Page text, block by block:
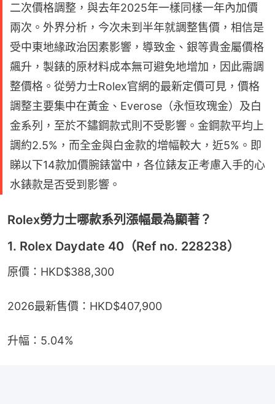
二次價格調整，與去年2025年一樣同樣一年內加價
兩次。外界分析，今次未到半年就調整售價，相信是
受中東地緣政治因素影響，導致金、銀等貴金屬價格
飆升，製錶的原材料成本無可避免地增加，因此需調
整價格。從勞力士Rolex官網的最新定價可見，價格
調整主要集中在黃金、Everose（永恒玫瑰金）及白
金系列，至於不鏽鋼款式則不受影響。金鋼款平均上
調約2.5%，而全金與白金款的增幅較大，近5%。即
睇以下14款加價腕錶當中，各位錶友正考慮入手的心
水錶款是否受到影響。
Rolex勞力士哪款系列漲幅最為顯著？
1. Rolex Daydate 40（Ref no. 228238）
原價：HKD$388,300
2026最新售價：HKD$407,900
升幅：5.04%